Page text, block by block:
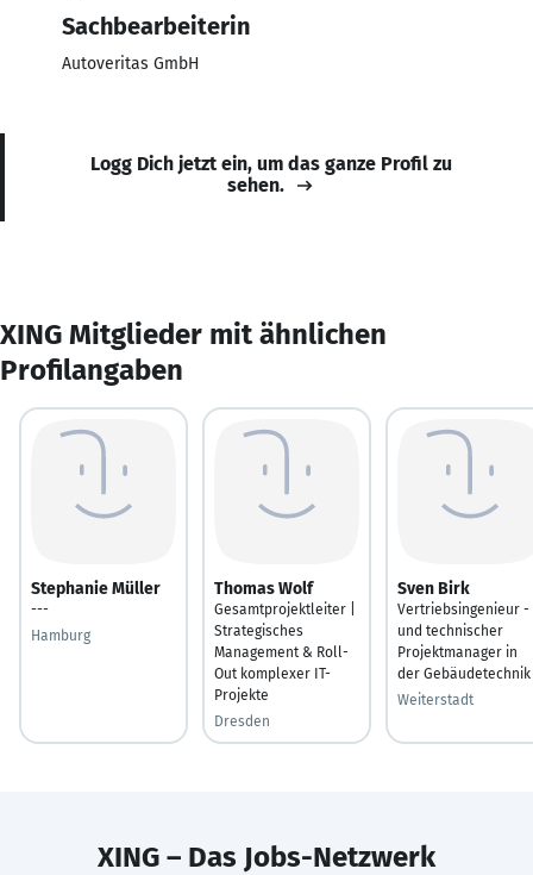
Sachbearbeiterin
Autoveritas GmbH
Logg Dich jetzt ein, um das ganze Profil zu
sehen.
XING Mitglieder mit ähnlichen
Profilangaben
Stephanie Müller
---
Hamburg
Thomas Wolf
Gesamtprojektleiter |
Strategisches
Management & Roll-
Out komplexer IT-
Projekte
Dresden
Sven Birk
Vertriebsingenieur -
und technischer
Projektmanager in
der Gebäudetechnik
Weiterstadt
XING – Das Jobs-Netzwerk